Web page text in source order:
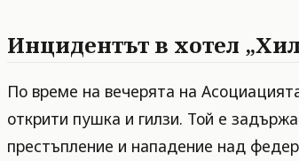
Инцидентът в хотел
По време на вечерята на
открити пушка и гилзи. Той е
престъпление и нападение над